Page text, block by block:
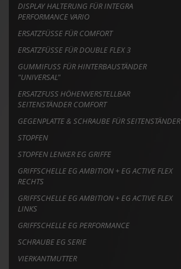
DISPLAY HALTERUNG FÜR INTEGRA
PERFORMANCE VARIO
ERSATZFÜSSE FÜR COMFORT
ERSATZFÜSSE FÜR DOUBLE FLEX 3
GUMMIFUSS FÜR HINTERBAUSTÄNDER "
UNIVERSAL"
ERSATZFUSS HÖHENVERSTELLBAR S
EITENSTÄNDER COMFORT
GEGENPLATTE & SCHRAUBE FÜR SEITENSTÄNDER
STOPFEN
STOPFEN LENKER EG GRIFFE
GRIFFSCHELLE EG AMBITION + EG ACTIVE FLEX
RECHTS
GRIFFSCHELLE EG AMBITION + EG ACTIVE FLEX
LINKS
GRIFFSCHELLE EG PERFORMANCE
SCHRAUBE EG SERIE
VIERKANTMUTTER